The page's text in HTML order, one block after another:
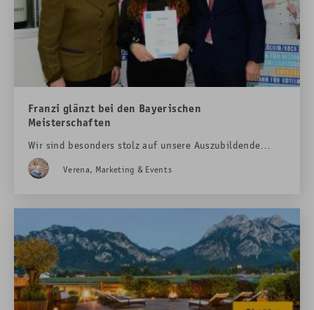
Franzi glänzt bei den Bayerischen
Meisterschaften
Wir sind besonders stolz auf unsere Auszubildende
Franzi, die am 02. und 03. Mai 2024 bei den
Bayerischen Jugendmeisterschaften in München den
Verena, Marketing & Events